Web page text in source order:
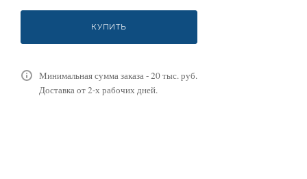
КУПИТЬ
Минимальная сумма заказа - 20 тыс. руб.
Доставка от 2-х рабочих дней.